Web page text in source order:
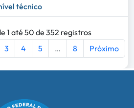
técnico
1 até 50 de 352 registros
3 4 5 … 8 Próximo